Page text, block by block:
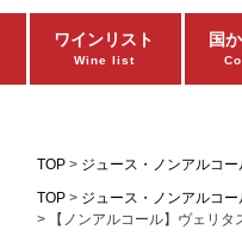
ワインリスト
Wine list
国
TOP ジュース・ノンアルコー
TOP
ジュース・ノンアルコー
【ノンアルコール】ヴェリ